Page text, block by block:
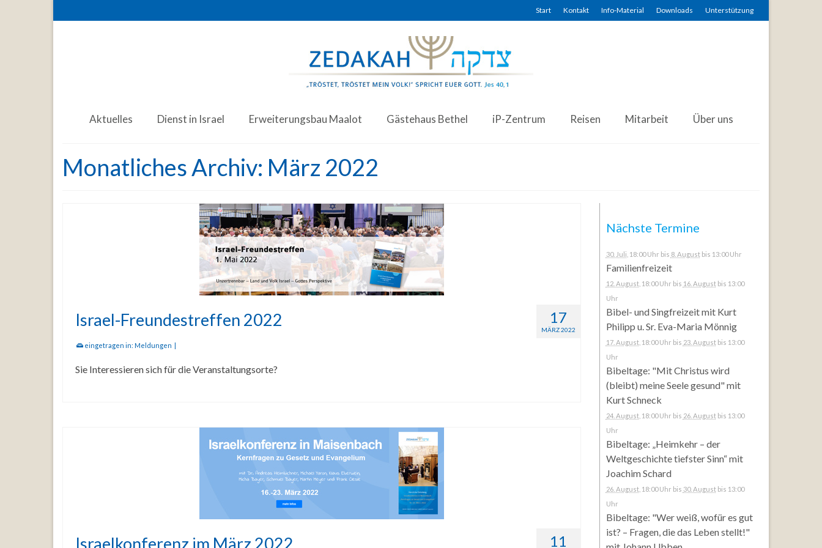
Start Kontakt Info-Material Downloads Unterstützung
Aktuelles Dienst in Israel Erweiterungsbau Maalot Gästehaus Bethel iP-Zentrum Reisen Mitarbeit Über uns
Monatliches Archiv: März 2022
17
MÄRZ 2022
Israel-Freundestreffen 2022
eingetragen in: Meldungen |
Sie Interessieren sich für die Veranstaltungsorte?
11
Israelkonferenz im März 2022
Nächste Termine
30. Juli , 18:00 Uhr bis 8. Augustbis 13:00 Uhr
Familienfreizeit
12. August, 18:00 Uhr bis 16. Augustbis 13:00
Uhr
Bibel- und Singfreizeit mit Kurt
Philipp u. Sr. Eva-Maria Mönnig
17. August, 18:00 Uhr bis 23. Augustbis 13:00
Uhr
Bibeltage: "Mit Christus wird
(bleibt) meine Seele gesund" mit
Kurt Schneck
24. August, 18:00 Uhr bis 26. Augustbis 13:00
Uhr
Bibeltage: „Heimkehr – der
Weltgeschichte tiefster Sinn“ mit
Joachim Schard
26. August, 18:00 Uhr bis 30. Augustbis 13:00
Uhr
Bibeltage: "Wer weiß, wofür es gut
ist? – Fragen, die das Leben stellt!"